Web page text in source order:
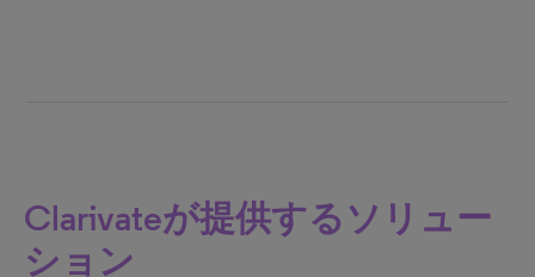
Clarivateが提供するソリュー
ション